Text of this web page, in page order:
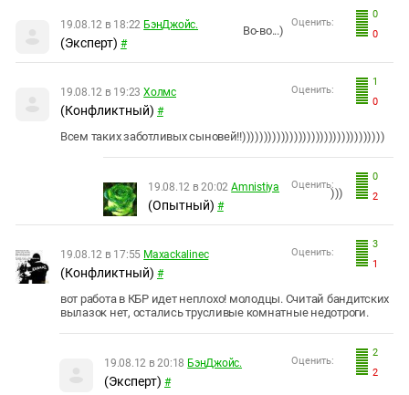
0
0
Оценить:
19.08.12 в 18:22 БэнДжойс.
(Эксперт) #
Во-во...)
1
0
Оценить:
19.08.12 в 19:23 Холмс
(Конфликтный) #
Всем таких заботливых сыновей!!)))))))))))))))))))))))))))))))))
0
2
Оценить:
19.08.12 в 20:02 Amnistiya
(Опытный) #
)))
3
1
Оценить:
19.08.12 в 17:55 Maxackalinec
(Конфликтный) #
вот работа в КБР идет неплохо! молодцы. Считай бандитских
вылазок нет, остались трусливые комнатные недотроги.
2
2
Оценить:
19.08.12 в 20:18 БэнДжойс.
(Эксперт) #